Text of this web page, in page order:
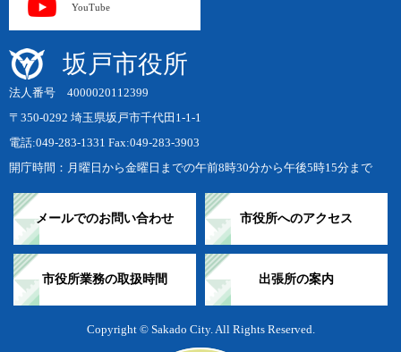
YouTube
坂戸市役所
法人番号 4000020112399
〒350-0292 埼玉県坂戸市千代田1-1-1
電話:049-283-1331 Fax:049-283-3903
開庁時間：月曜日から金曜日までの午前8時30分から午後5時15分まで
メールでのお問い合わせ 市役所へのアクセス
市役所業務の取扱時間 出張所の案内
Copyright © Sakado City. All Rights Reserved.